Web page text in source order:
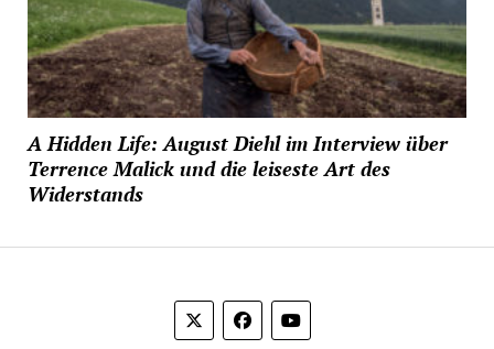
A Hidden Life: August Diehl im Interview über
Terrence Malick und die leiseste Art des
Widerstands